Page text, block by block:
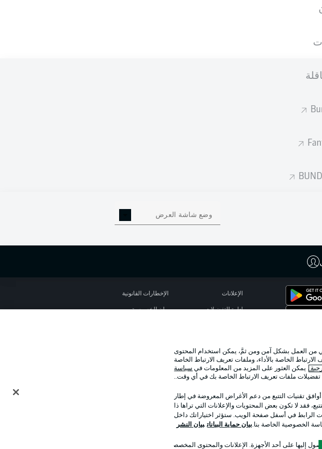
وضع شاشة العرض
الإعلانات الإخطارات القانونية
إدارة التفضيلات بيان الخصوصية
تواصل معنا
اختر اللغة
من العمل بشكل آمن ومن ثمَّ، يمكن استخدام المحتوى
الخاصة بالأداء، وملفات تعريف الارتباط الخاصة
. يمكن العثور على المزيد من المعلومات في سياسة
تفضيلات ملفات تعريف الارتباط الخاصة بك في أي وقت..
تقنيات التتبع من دعم الأغراض المعروضة في إطار
فقد لا تكون بعض المحتويات والإعلانات التي تراها ذا
الرابط في أسفل صفحة الويب. ستؤثر اختياراتك داخل
الخصوصية الخاصة بنا.بيان حماية البيانات بيان النشر
إليها على أحد الأجهزة. الإعلانات والمحتوى المخصصان